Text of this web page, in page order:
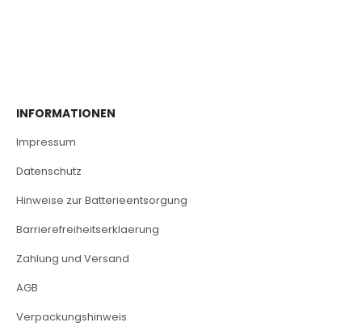
INFORMATIONEN
Impressum
Datenschutz
Hinweise zur Batterieentsorgung
Barrierefreiheitserklaerung
Zahlung und Versand
AGB
Verpackungshinweis